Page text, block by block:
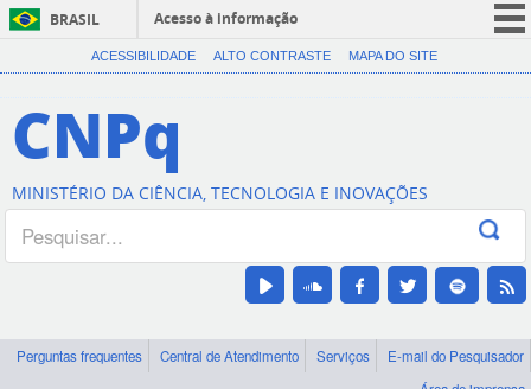
BRASIL
Acesso à informação
CORONAVÍRUS (COVID-19)
Canais
ACESSIBILIDADE ALTO CONTRASTE MAPA DO SITE
CNPq
MINISTÉRIO DA CIÊNCIA, TECNOLOGIA E INOVAÇÕES
Perguntas frequentes Central de Atendimento Serviços
E-mail do Pesquisador